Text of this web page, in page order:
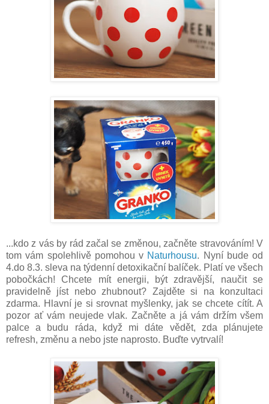
...kdo z vás by rád začal se změnou, začněte stravováním! V
tom vám spolehlivě pomohou v Naturhousu. Nyní bude od
4.do 8.3. sleva na týdenní detoxikační balíček. Platí ve všech
pobočkách! Chcete mít energii, být zdravější, naučit se
pravidelně jíst nebo zhubnout? Zajděte si na konzultaci
zdarma. Hlavní je si srovnat myšlenky, jak se chcete cítít. A
pozor ať vám neujede vlak. Začněte a já vám držím všem
palce a budu ráda, když mi dáte vědět, zda plánujete
refresh, změnu a nebo jste naprosto. Buďte vytrvalí!